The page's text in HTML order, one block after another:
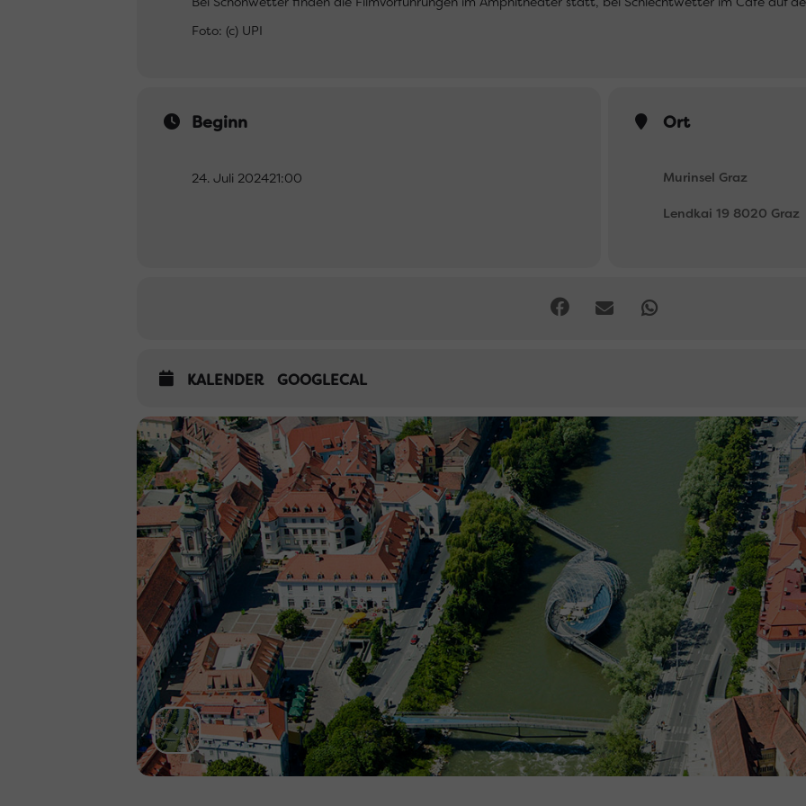
Foto: (c) UPI
Beginn
24. Juli 202421:00
Ort
Murinsel Graz
Lendkai 19 8020 Graz
KALENDER GOOGLECAL